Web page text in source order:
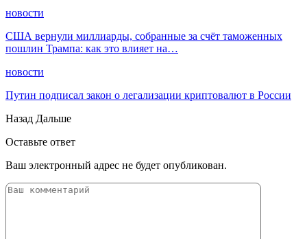
новости
США вернули миллиарды, собранные за счёт таможенных
пошлин Трампа: как это влияет на…
новости
Путин подписал закон о легализации криптовалют в России
Назад Дальше
Оставьте ответ
Ваш электронный адрес не будет опубликован.